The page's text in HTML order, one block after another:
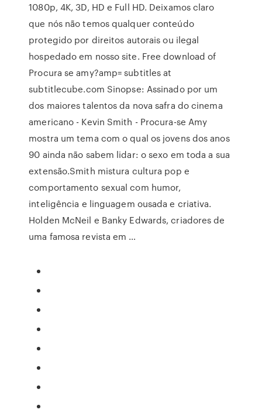
1080p, 4K, 3D, HD e Full HD. Deixamos claro
que nós não temos qualquer conteúdo
protegido por direitos autorais ou ilegal
hospedado em nosso site. Free download of
Procura se amy?amp= subtitles at
subtitlecube.com Sinopse: Assinado por um
dos maiores talentos da nova safra do cinema
americano - Kevin Smith - Procura-se Amy
mostra um tema com o qual os jovens dos anos
90 ainda não sabem lidar: o sexo em toda a sua
extensão.Smith mistura cultura pop e
comportamento sexual com humor,
inteligência e linguagem ousada e criativa.
Holden McNeil e Banky Edwards, criadores de
uma famosa revista em …